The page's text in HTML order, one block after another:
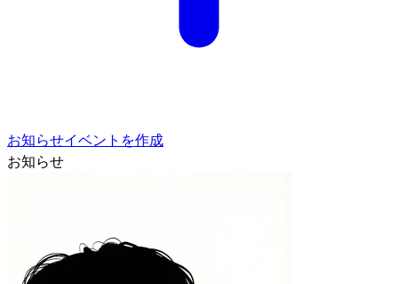
お知らせイベントを作成
お知らせ